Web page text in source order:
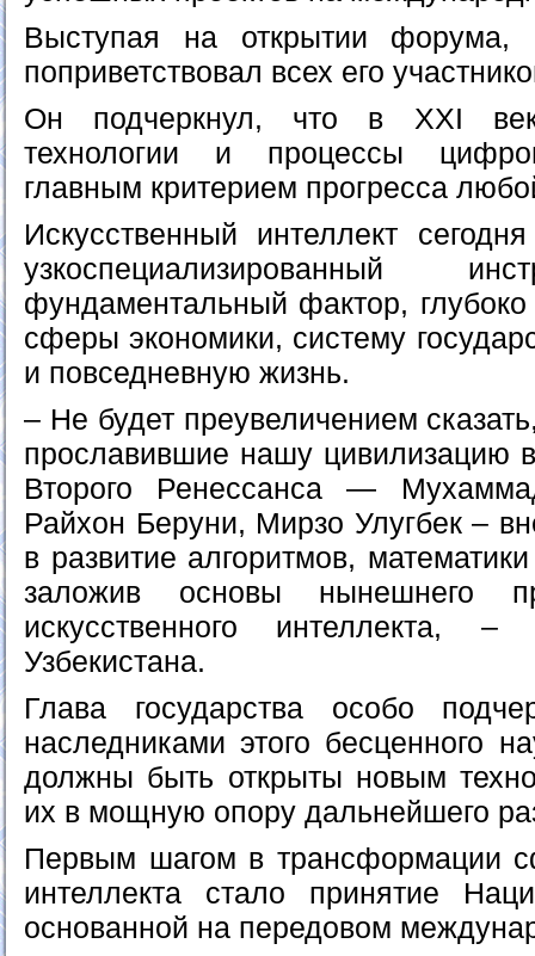
Выступая на открытии форума,
поприветствовал всех его
Он подчеркнул, что в XXI
технологии и процессы
главным критерием прогресса
Искусственный интеллект
узкоспециализированный
фундаментальный фактор,
сферы экономики, систему
и повседневную жизнь.
– Не будет преувеличением
прославившие нашу цивилизацию
Второго Ренессанса —
Райхон Беруни, Мирзо Улугбек –
в развитие алгоритмов,
заложив основы нынешнего
искусственного интеллекта, –
Узбекистана.
Глава государства особо
наследниками этого бесценного
должны быть открыты новым
их в мощную опору дальнейшего
Первым шагом в трансформации
интеллекта стало принятие
основанной на передовом